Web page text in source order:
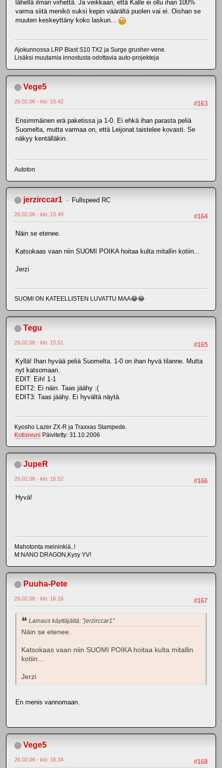
lähellä ilman virhettä. Ja veikkaan, että Kalle ei ollu ihan 100%
varma siitä menikö suksi kepin väärältä puolen vai ei. Oishan se
muuten keskeyttäny koko laskun...
Ajokunnossa LRP Blast S10 TX2 ja Surge grusher-vene.
Lisäksi muutamia innostusta odottavia auto-projekteja
Vege5
#163
26.02.06 - klo: 15.42
Ensimmäinen erä paketissa ja 1-0. Ei ehkä ihan parasta peliä
Suomelta, mutta varmaa on, että Leijonat taistelee kovasti. Se
näkyy kentälläkin.
Autoton
jerzirccar1 Fullspeed RC
#164
26.02.06 - klo: 15.49
Näin se etenee.
Katsokaas vaan niin SUOMI POIKA hoitaa kulta mitallin kotiin...
Jerzi
SUOMI ON KATEELLISTEN LUVATTU MAA😂😂
Tegu
#165
26.02.06 - klo: 15.51
Kyllä! Ihan hyvää peliä Suomelta. 1-0 on ihan hyvä tilanne. Mutta
nyt katsomaan.
EDIT: Eih! 1-1
EDIT2: Ei näin. Taas jäähy :(
EDIT3: Taas jäähy. Ei hyvältä näytä.
Kyosho Lazer ZX-R ja Traxxas Stampede.
Kotisivuni Päivitetty: 31.10.2006
JupeR
#166
26.02.06 - klo: 15.52
Hyvä!
Mahotonta meininkiä..!
M:NANO DRAGON,Kysy YV!
Puuha-Pete
#167
26.02.06 - klo: 16.16
Lainaus käyttäjältä: "jerzirccar1"
Näin se etenee.
Katsokaas vaan niin SUOMI POIKA hoitaa kulta mitallin
kotiin...
Jerzi
En menis vannomaan.
Vege5
#168
26.02.06 - klo: 16.34